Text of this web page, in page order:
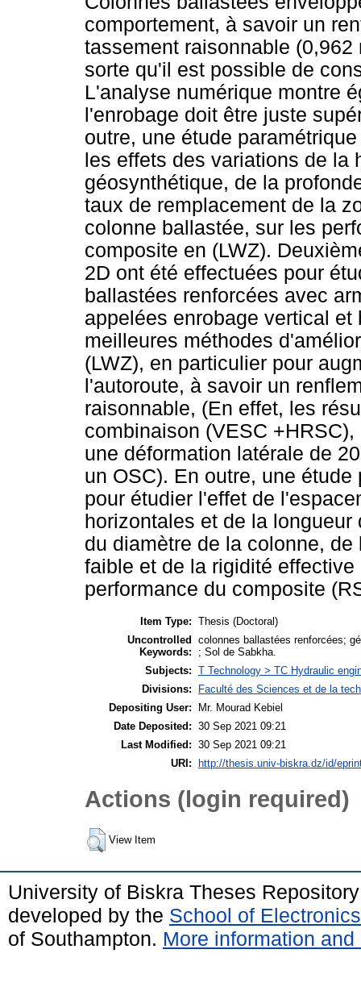
comportement, à savoir un
tassement raisonnable
sorte qu'il est possible de
L'analyse numérique montre
l'enrobage doit être juste
outre, une étude
les effets des variations de
géosynthétique, de la
taux de remplacement de la
colonne ballastée, sur les
composite en (LWZ).
2D ont été effectuées pour
ballastées renforcées avec
appelées enrobage vertical
meilleures méthodes
(LWZ), en particulier pour
l'autoroute, à savoir un
raisonnable, (En effet, les
combinaison (VESC
une déformation latérale de
un OSC). En outre, une
pour étudier l'effet de
horizontales et de la
du diamètre de la colonne,
faible et de la rigidité
performance du composite
Item Type: Thesis (Doctoral)
Uncontrolled
Keywords:
colonnes ballastées renforcées;
; Sol de Sabkha.
Subjects: T Technology > TC Hydraulic
Divisions:
Faculté des Sciences et de la
Depositing User:
Mr. Mourad Kebiel
Date Deposited: 30 Sep 2021 09:21
Last Modified: 30 Sep 2021 09:21
URI:
http://thesis.univ-biskra.dz/id/
Actions (login required)
View Item
University of Biskra Theses
developed by the School of
of Southampton. More information